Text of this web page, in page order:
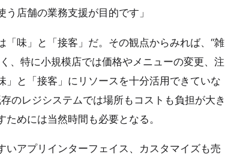
店舗の業務支援が目的です」
味」と「接客」だ。その観点からみれば、“雑
、特に小規模店では価格やメニューの変更、注
と「接客」にリソースを十分活用できていな
のレジシステムでは場所もコストも負担が大き
めには当然時間も必要となる。
アプリインターフェイス、カスタマイズも売